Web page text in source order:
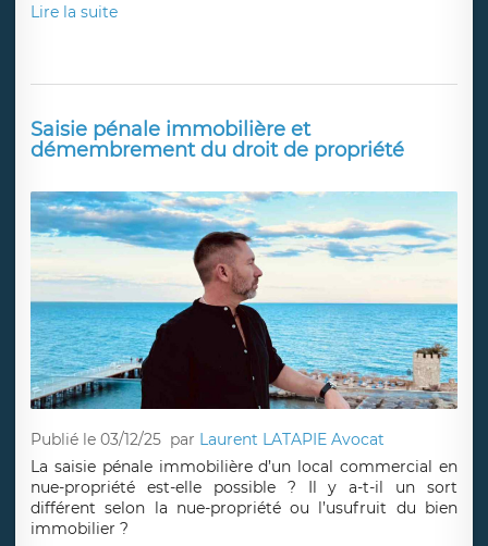
Lire la suite
Saisie pénale immobilière et
démembrement du droit de propriété
Publié le 03/12/25 par Laurent LATAPIE Avocat
La saisie pénale immobilière d’un local commercial en
nue-propriété est-elle possible ? Il y a-t-il un sort
différent selon la nue-propriété ou l’usufruit du bien
immobilier ?